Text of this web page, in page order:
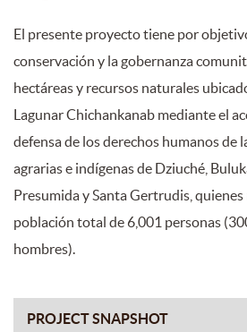
El presente proyecto tiene por
conservación y la gobernanza
hectáreas y recursos naturales
Lagunar Chichankanab mediante el
defensa de los derechos humanos de
agrarias e indígenas de Dziuché,
Presumida y Santa Gertrudis,
población total de 6,001 personas
hombres).
PROJECT SNAPSHOT